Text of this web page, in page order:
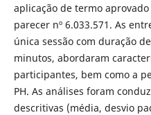
aplicação de termo aprovado
parecer nº 6.033.571. As
única sessão com duração
minutos, abordaram
participantes, bem como a
PH. As análises foram
descritivas (média, desvio